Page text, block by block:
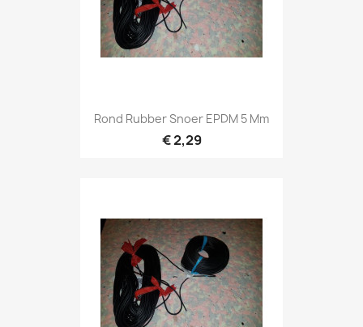
Rond Rubber Snoer EPDM 5 Mm
€ 2,29